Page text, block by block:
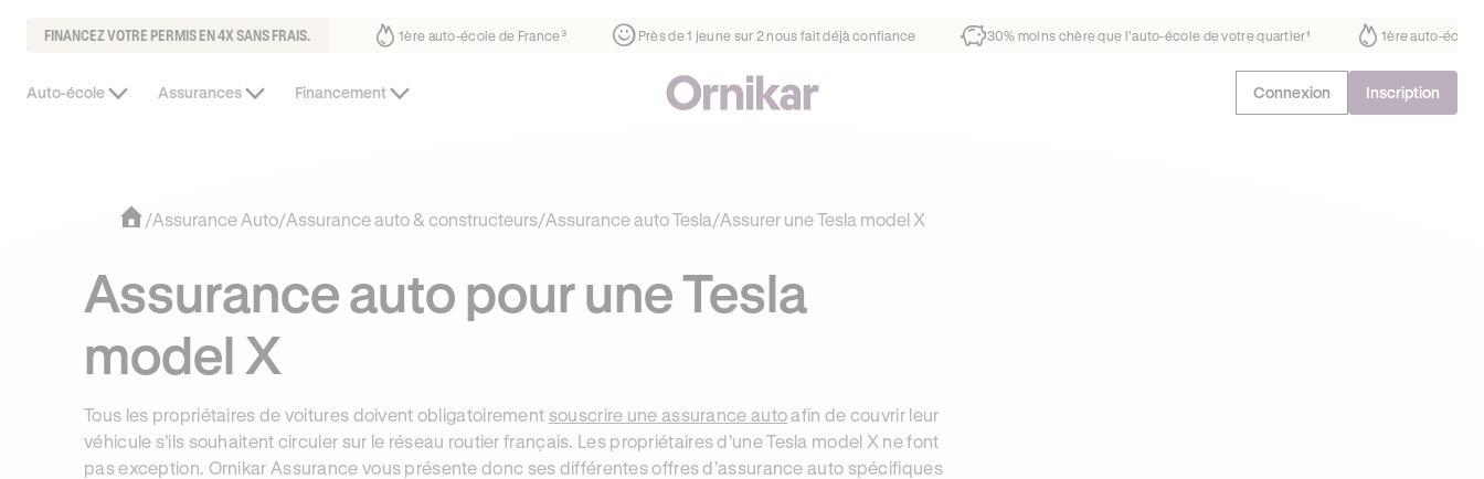
FINANCEZ VOTRE PERMIS EN 4X SANS FRAIS.
déjà confiance 30% moins chère que l’auto-école de votre quartier¹ 1ère auto-école de France³ Près de 1 jeune sur 2 nous fait déjà confiance 30% moins chère que l’auto-école de votre quartier
Auto-école Assurances Financement Connexion Inscription
/Assurance Auto/Assurance auto & constructeurs/Assurance auto Tesla/Assurer une Tesla model X
Assurance auto pour une Tesla
model X
Tous les propriétaires de voitures doivent obligatoirement souscrire une assurance autoafin de couvrir leur
véhicule s’ils souhaitent circuler sur le réseau routier français. Les propriétaires d’une Tesla model X ne font
pas exception. Ornikar Assurance vous présente donc ses différentes offres d’assurance auto spécifiques